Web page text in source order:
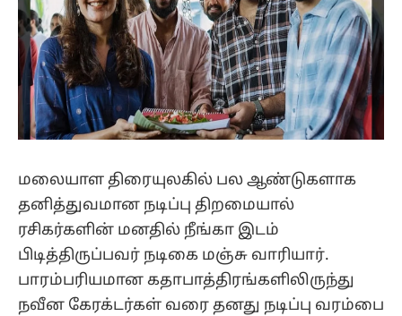
மலையாள திரையுலகில் பல ஆண்டுகளாக
தனித்துவமான நடிப்பு திறமையால்
ரசிகர்களின் மனதில் நீங்கா இடம்
பிடித்திருப்பவர் நடிகை மஞ்சு வாரியார்.
பாரம்பரியமான கதாபாத்திரங்களிலிருந்து
நவீன கேரக்டர்கள் வரை தனது நடிப்பு வரம்பை